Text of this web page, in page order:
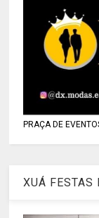
PRAÇA DE
XUÁ FESTAS